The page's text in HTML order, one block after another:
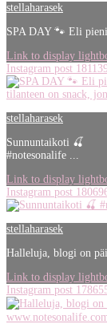
stellaharasek
SPA DAY 🐾 Eli
Link to display
Instagram post
stellaharasek
Sunnuntaikoti 🍒
#notesonalife ...
Link to display
Instagram post
stellaharasek
Halleluja, blogi on
Link to display
Instagram post